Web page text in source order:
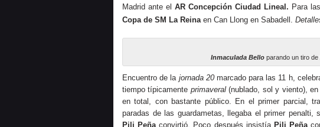
Madrid ante el AR Concepción Ciudad Lineal. Para las
Copa de SM La Reinaen Can Llong en Sabadell.
Inmaculada Belloparando un tiro de
Encuentro de la jornada 20marcado para las 11 h,
tiempo típicamente primaveral(nublado, sol y viento), en
en total, con bastante público. En el primer parcial,
paradas de las guardametas, llegaba el primer penalti,
Pili Peñaconvirtió. Poco después insistía Pili Peña